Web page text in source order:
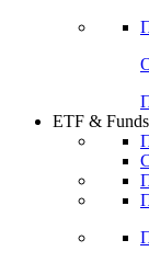
ETF & Funds